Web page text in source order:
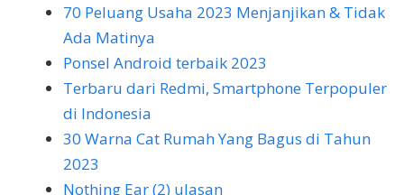
70 Peluang Usaha 2023 Menjanjikan & Tidak
Ada Matinya
Ponsel Android terbaik 2023
Terbaru dari Redmi, Smartphone Terpopuler
di Indonesia
30 Warna Cat Rumah Yang Bagus di Tahun
2023
Nothing Ear (2) ulasan